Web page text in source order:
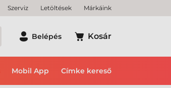
Szerviz Letöltések Márkáink
Belépés Kosár
Mobil App Címke kereső